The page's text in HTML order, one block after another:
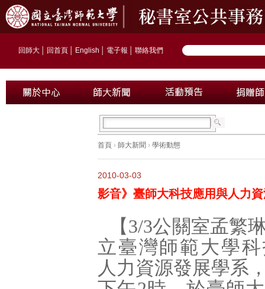
回師大 回首頁 English 電子報 聯絡我們
首頁 › 師大新聞 › 學術動態
2010-03-03
影音》臺師大科技應用與人力
【3/3公關室孟繁
立臺灣師範大學
人力資源發展學系